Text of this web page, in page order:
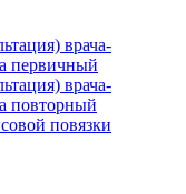
врача-
первичный
врача-
повторный
повязки